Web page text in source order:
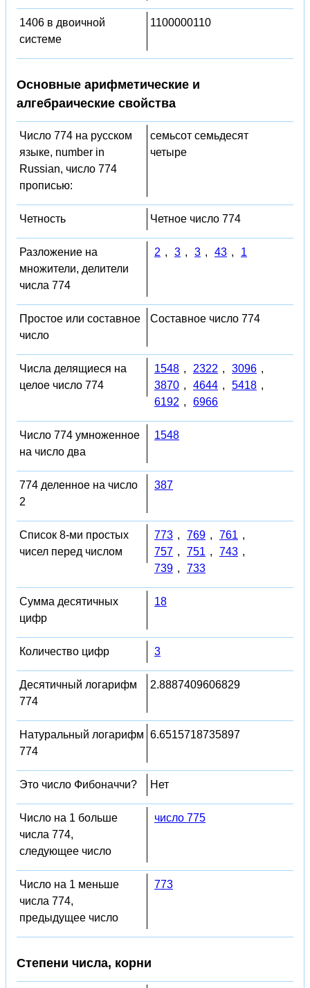
1406 в двоичной
системе
1100000110
Основные арифметические и
алгебраические свойства
Число 774 на русском
языке, number in
Russian, число 774
прописью:
семьсот семьдесят
четыре
Четность Четное число 774
Разложение на
множители, делители
числа 774
2 , 3 , 3 , 43 , 1
Простое или составное
число
Составное число 774
Числа делящиеся на
целое число 774
1548 , 2322 , 3096 ,
3870 , 4644 , 5418 ,
6192 , 6966
Число 774 умноженное
на число два
1548
774 деленное на число
2
387
Список 8-ми простых
чисел перед числом
773 , 769 , 761 ,
757 , 751 , 743 ,
739 , 733
Сумма десятичных
цифр
18
Количество цифр 3
Десятичный логарифм
774
2.8887409606829
Натуральный логарифм
774
6.6515718735897
Это число Фибоначчи? Нет
Число на 1 больше
числа 774,
следующее число
число 775
Число на 1 меньше
числа 774,
предыдущее число
773
Степени числа, корни